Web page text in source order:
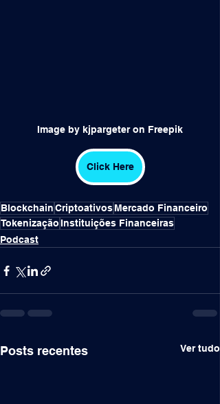
Image by kjpargeter on Freepik
Click Here
BlockchainCriptoativosMercado Financeiro
TokenizaçãoInstituições Financeiras
Podcast
Posts recentes Ver tudo